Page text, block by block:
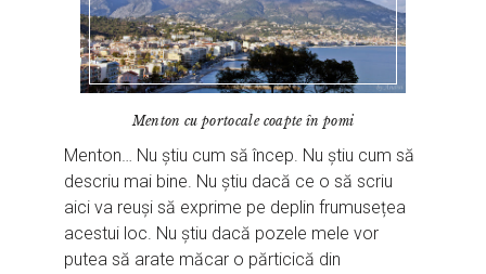
Menton cu portocale coapte în pomi
Menton… Nu știu cum să încep. Nu știu cum să
descriu mai bine. Nu știu dacă ce o să scriu
aici va reuși să exprime pe deplin frumusețea
acestui loc. Nu știu dacă pozele mele vor
putea să arate măcar o părticică din